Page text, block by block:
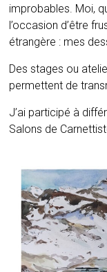
improbables. Moi,
l’occasion d’être
étrangère : mes
Des stages ou
permettent de
J’ai participé à
Salons de